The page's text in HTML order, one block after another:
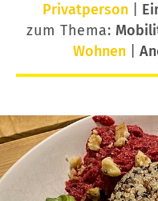
Privatperson|
zum Thema:
Wohnen|